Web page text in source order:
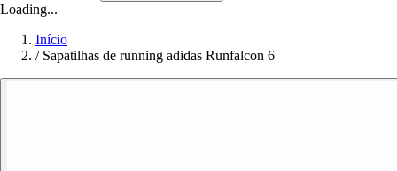
Loading...
Início
/ Sapatilhas de running adidas Runfalcon 6